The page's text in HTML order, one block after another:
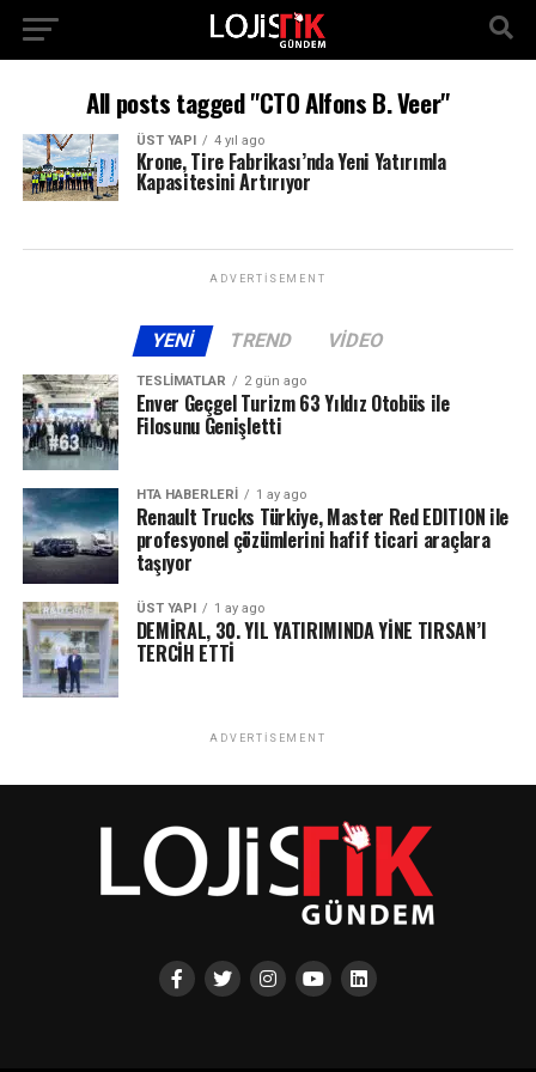
All posts tagged "CTO Alfons B. Veer"
ÜST YAPI 4 yıl ago
Krone, Tire Fabrikası’nda Yeni Yatırımla
Kapasitesini Artırıyor
ADVERTISEMENT
YENI TREND VIDEO
TESLIMATLAR 2 gün ago
Enver Geçgel Turizm 63 Yıldız Otobüs ile
Filosunu Genişletti
HTA HABERLERI 1 ay ago
Renault Trucks Türkiye, Master Red EDITION ile
profesyonel çözümlerini hafif ticari araçlara
taşıyor
ÜST YAPI 1 ay ago
DEMİRAL, 30. YIL YATIRIMINDA YİNE TIRSAN’I
TERCİH ETTİ
ADVERTISEMENT